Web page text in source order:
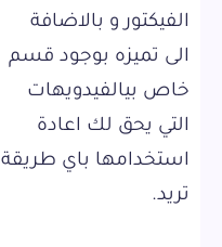
الفيكتور و بالاضافة
الى تميزه بوجود قسم
خاص بيالفيدويهات
التي يحق لك اعادة
استخدامها باي طريقة
تريد.